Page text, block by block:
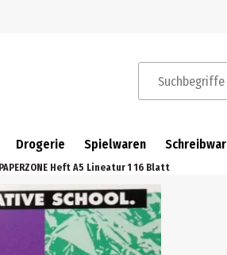
Suchbegriffe /
Drogerie Spielwaren
PAPERZONE Heft A5 Lineatur 1 16 Blatt